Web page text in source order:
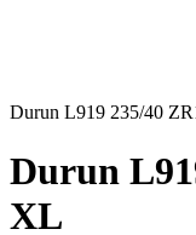
Durun L919 235/40
Durun
XL